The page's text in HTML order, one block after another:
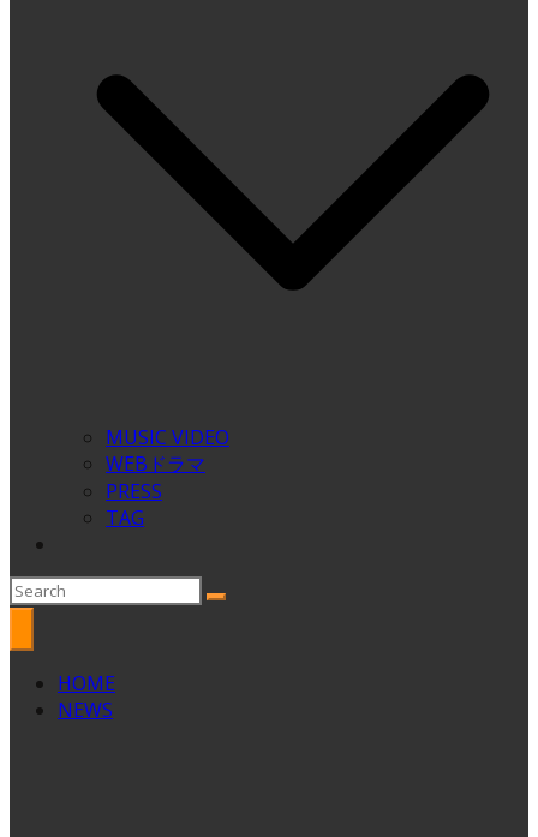
MUSIC VIDEO
WEBドラマ
PRESS
TAG
HOME
NEWS